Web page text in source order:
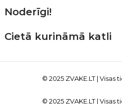
Noderīgi!
Cietā kurināmā katli
© 2025 ZVAKE.LT| Visas
© 2025 ZVAKE.LT| Visas